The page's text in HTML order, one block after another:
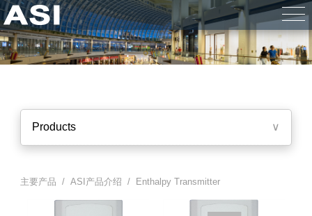
Products ∨
主要产品 /ASI产品介绍 / Enthalpy Transmitter